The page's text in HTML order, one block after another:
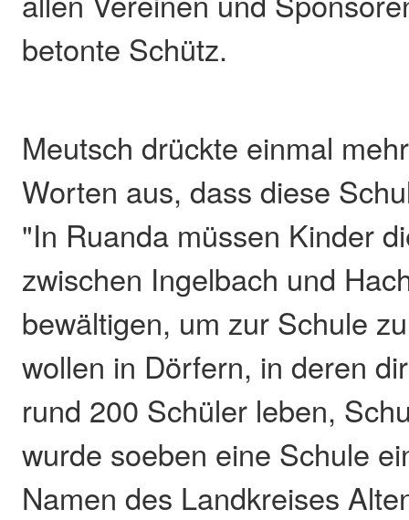
betonte Schütz.
Meutsch drückte einmal
Worten aus, dass diese
"In Ruanda müssen Kinder
zwischen Ingelbach und
bewältigen, um zur Schule
wollen in Dörfern, in deren
rund 200 Schüler leben,
wurde soeben eine Schule
Namen des Landkreises